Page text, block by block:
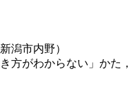
潟市内野）
方がわからない」かた，